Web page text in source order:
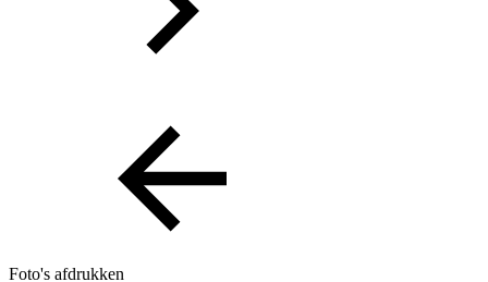
Foto's afdrukken